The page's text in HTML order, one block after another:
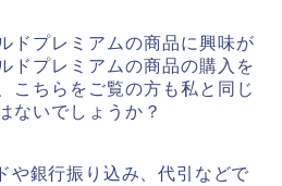
ドプレミアムの商品に興味が
ドプレミアムの商品の購入を
こちらをご覧の方も私と同じ
ないでしょうか？
や銀行振り込み、代引などで